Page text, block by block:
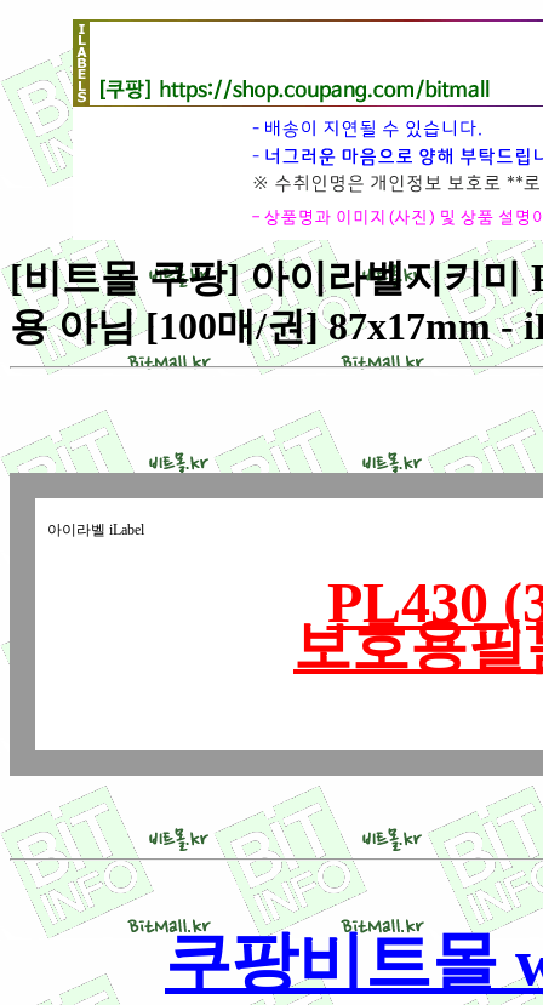
[비트몰 쿠팡] 아이라벨지키미
용 아님 [100매/권] 87x17mm -
아이라벨 iLabel
PL430
보호용
쿠팡비트몰